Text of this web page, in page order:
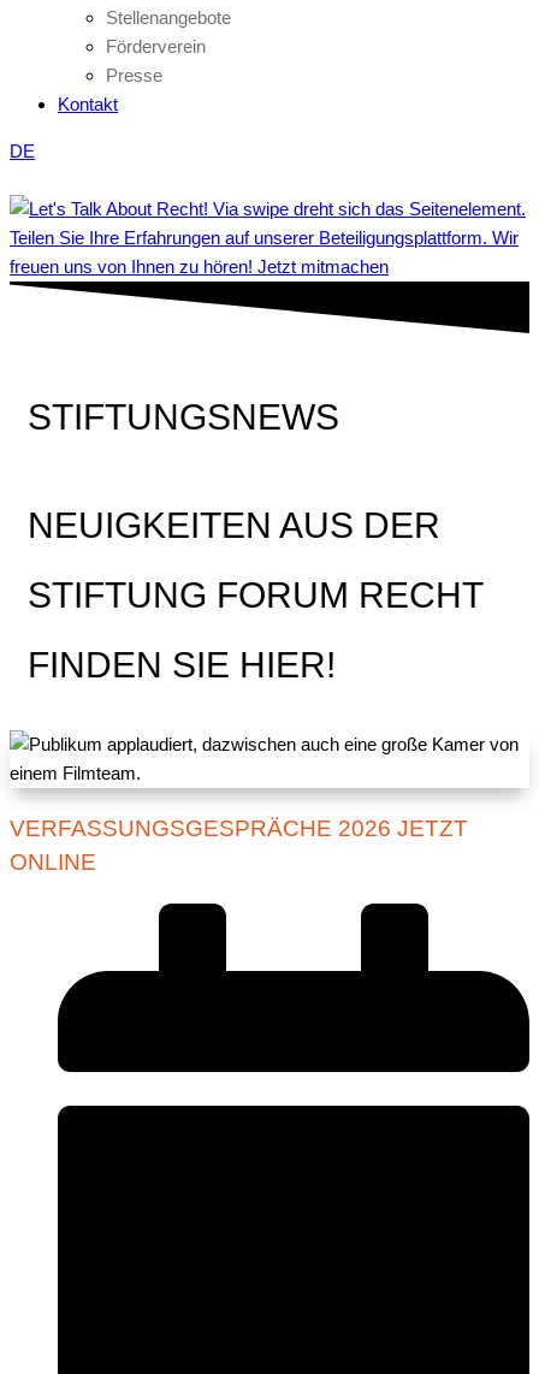
Stellenangebote
Förderverein
Presse
Kontakt
DE
Teilen Sie Ihre Erfahrungen auf unserer Beteiligungsplattform. Wir
freuen uns von Ihnen zu hören! Jetzt mitmachen
STIFTUNGSNEWS
NEUIGKEITEN AUS DER
STIFTUNG FORUM RECHT
FINDEN SIE HIER!
VERFASSUNGSGESPRÄCHE 2026 JETZT
ONLINE